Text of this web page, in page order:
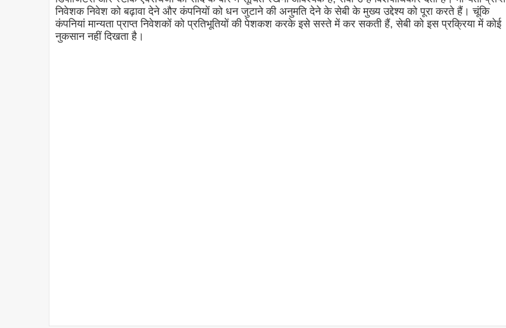
निवेशक निवेश को बढ़ावा देने और कंपनियों को धन जुटाने की अनुमति देने के सेबी के मुख्य उद्देश्य को पूरा करते हैं। चूंकि
कंपनियां मान्यता प्राप्त निवेशकों को प्रतिभूतियों की पेशकश करके इसे सस्ते में कर सकती हैं, सेबी को इस प्रक्रिया में कोई
नुकसान नहीं दिखता है।